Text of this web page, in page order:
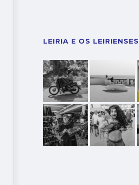
LEIRIA E OS LEIRIENSES